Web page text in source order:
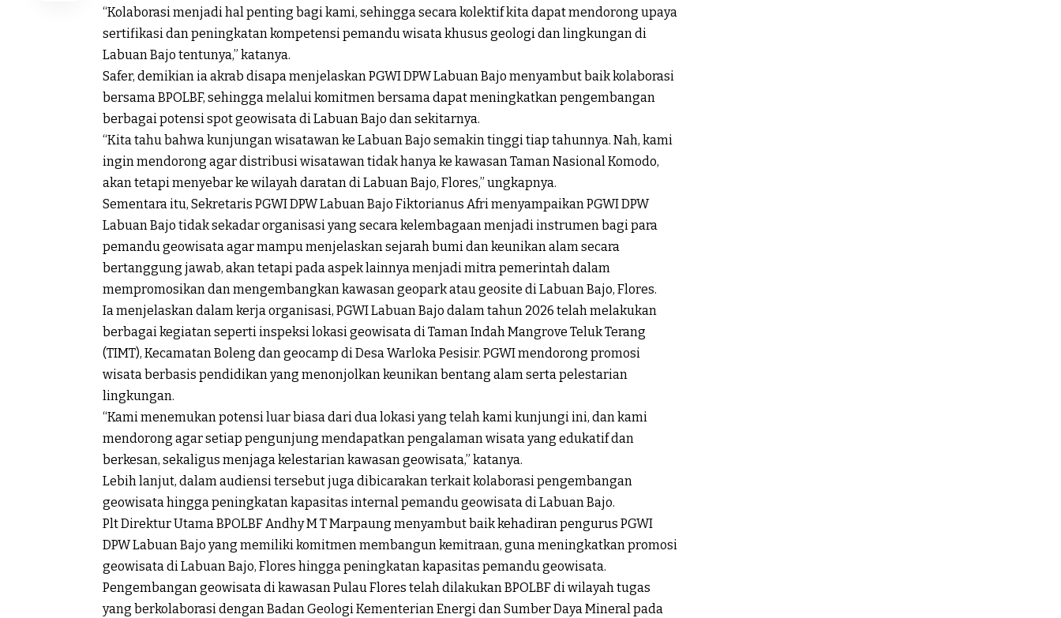
“Kolaborasi menjadi hal penting bagi kami, sehingga secara kolektif kita dapat mendorong upaya
sertifikasi dan peningkatan kompetensi pemandu wisata khusus geologi dan lingkungan di
Labuan Bajo tentunya,” katanya.
Safer, demikian ia akrab disapa menjelaskan PGWI DPW Labuan Bajo menyambut baik kolaborasi
bersama BPOLBF, sehingga melalui komitmen bersama dapat meningkatkan pengembangan
berbagai potensi spot geowisata di Labuan Bajo dan sekitarnya.
“Kita tahu bahwa kunjungan wisatawan ke Labuan Bajo semakin tinggi tiap tahunnya. Nah, kami
ingin mendorong agar distribusi wisatawan tidak hanya ke kawasan Taman Nasional Komodo,
akan tetapi menyebar ke wilayah daratan di Labuan Bajo, Flores,” ungkapnya.
Sementara itu, Sekretaris PGWI DPW Labuan Bajo Fiktorianus Afri menyampaikan PGWI DPW
Labuan Bajo tidak sekadar organisasi yang secara kelembagaan menjadi instrumen bagi para
pemandu geowisata agar mampu menjelaskan sejarah bumi dan keunikan alam secara
bertanggung jawab, akan tetapi pada aspek lainnya menjadi mitra pemerintah dalam
mempromosikan dan mengembangkan kawasan geopark atau geosite di Labuan Bajo, Flores.
Ia menjelaskan dalam kerja organisasi, PGWI Labuan Bajo dalam tahun 2026 telah melakukan
berbagai kegiatan seperti inspeksi lokasi geowisata di Taman Indah Mangrove Teluk Terang
(TIMT), Kecamatan Boleng dan geocamp di Desa Warloka Pesisir. PGWI mendorong promosi
wisata berbasis pendidikan yang menonjolkan keunikan bentang alam serta pelestarian
lingkungan.
“Kami menemukan potensi luar biasa dari dua lokasi yang telah kami kunjungi ini, dan kami
mendorong agar setiap pengunjung mendapatkan pengalaman wisata yang edukatif dan
berkesan, sekaligus menjaga kelestarian kawasan geowisata,” katanya.
Lebih lanjut, dalam audiensi tersebut juga dibicarakan terkait kolaborasi pengembangan
geowisata hingga peningkatan kapasitas internal pemandu geowisata di Labuan Bajo.
Plt Direktur Utama BPOLBF Andhy M T Marpaung menyambut baik kehadiran pengurus PGWI
DPW Labuan Bajo yang memiliki komitmen membangun kemitraan, guna meningkatkan promosi
geowisata di Labuan Bajo, Flores hingga peningkatan kapasitas pemandu geowisata.
Pengembangan geowisata di kawasan Pulau Flores telah dilakukan BPOLBF di wilayah tugas
yang berkolaborasi dengan Badan Geologi Kementerian Energi dan Sumber Daya Mineral pada